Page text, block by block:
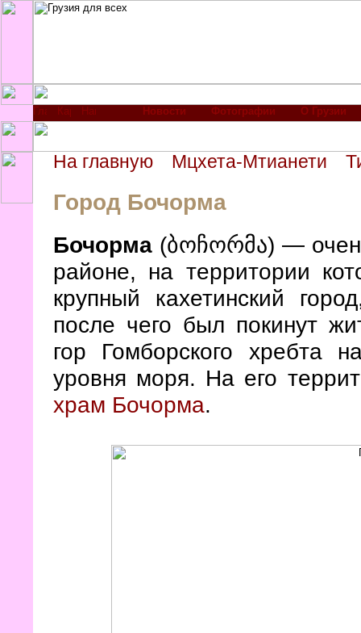
Новости Фотографии О Грузии
На главную Мцхета-Мтианети
Город Бочорма
Бочорма (ბოჩორმა) —
районе, на территории
крупный кахетинский
после чего был покинут
гор Гомборского хребта
уровня моря. На его
храм Бочорма.